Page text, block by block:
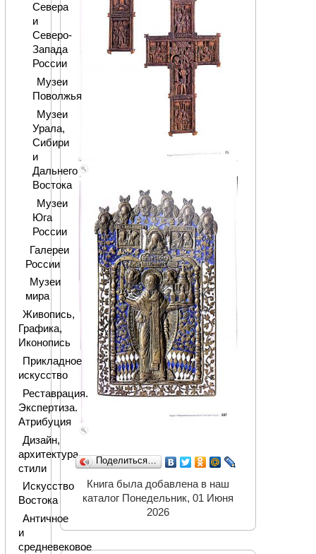
Поделиться…
Книга была добавлена в наш
каталог Понедельник, 01 Июня
2026
Севера
и
Северо-
Запада
России
Музеи
Поволжья
Музеи
Урала,
Сибири
и
Дальнего
Востока
Музеи
Юга
России
Галереи
России
Музеи
мира
Живопись,
Графика,
Иконопись
Прикладное
искусство
Реставрация.
Экспертиза.
Атрибуция
Дизайн,
архитектура,
стили
Искусство
Востока
Античное
и
средневековое